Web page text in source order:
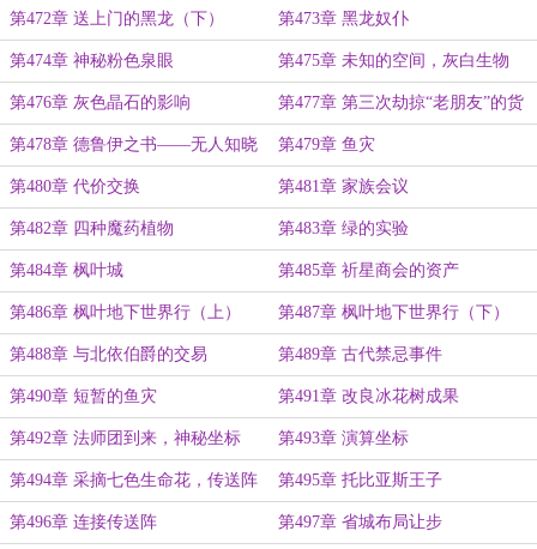
第472章 送上门的黑龙（下） 第473章 黑龙奴仆
第474章 神秘粉色泉眼 第475章 未知的空间，灰白生物
第476章 灰色晶石的影响 第477章 第三次劫掠“老朋友”的货
物
第478章 德鲁伊之书——无人知晓
的作用
第479章 鱼灾
第480章 代价交换 第481章 家族会议
第482章 四种魔药植物 第483章 绿的实验
第484章 枫叶城 第485章 祈星商会的资产
第486章 枫叶地下世界行（上） 第487章 枫叶地下世界行（下）
第488章 与北依伯爵的交易 第489章 古代禁忌事件
第490章 短暂的鱼灾 第491章 改良冰花树成果
第492章 法师团到来，神秘坐标 第493章 演算坐标
第494章 采摘七色生命花，传送阵
连通前奏
第495章 托比亚斯王子
第496章 连接传送阵 第497章 省城布局让步